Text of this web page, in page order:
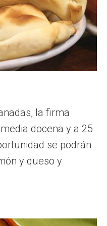
la firma
docena y a 25
se podrán
y queso y